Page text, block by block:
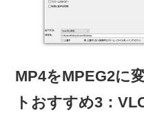
MP4をMPEG2に
トおすすめ3：